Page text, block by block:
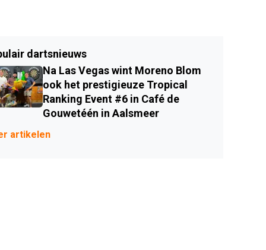
dartsnieuws
Na Las Vegas wint Moreno Blom
ook het prestigieuze Tropical
Ranking Event #6 in Café de
Gouwetéén in Aalsmeer
artikelen